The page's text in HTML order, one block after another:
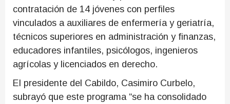
contratación de 14 jóvenes con perfiles
vinculados a auxiliares de enfermería y geriatría,
técnicos superiores en administración y finanzas,
educadores infantiles, psicólogos, ingenieros
agrícolas y licenciados en derecho.
El presidente del Cabildo, Casimiro Curbelo,
subrayó que este programa “se ha consolidado